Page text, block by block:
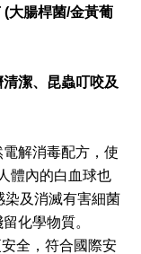
大腸桿菌/金黃葡
潔、昆蟲叮咬及
解消毒配方，使
體內的白血球也
染及消滅有害細菌
化學物質。
全，符合國際安